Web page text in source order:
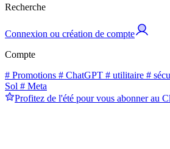
Recherche
Connexion ou création de compte
Compte
# Promotions # ChatGPT # utilitaire #
Sol # Meta
Profitez de l'été pour vous abonner au